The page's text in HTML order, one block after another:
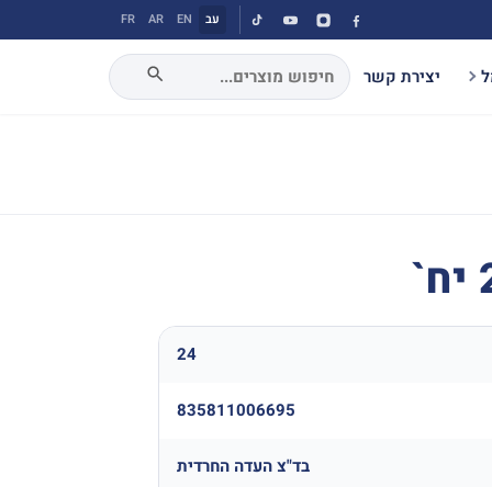
עב EN
AR
FR
יצירת קשר
24
835811006695
בד"צ העדה החרדית